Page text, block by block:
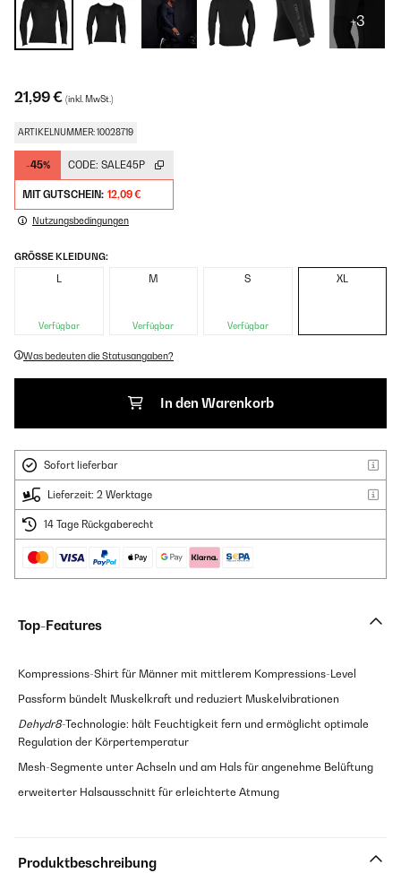
+3
21,99 € (inkl. MwSt.)
ARTIKELNUMMER: 10028719
-45% CODE: SALE45P
MIT GUTSCHEIN: 12,09 €
Nutzungsbedingungen
GRÖSSE KLEIDUNG:
L
Verfügbar
M
Verfügbar
S
Verfügbar
XL
Was bedeuten die Statusangaben?
In den Warenkorb
Sofort lieferbar
Lieferzeit: 2 Werktage
14 Tage Rückgaberecht
Top-Features
Kompressions-Shirt für Männer mit mittlerem Kompressions-Level
Passform bündelt Muskelkraft und reduziert Muskelvibrationen
Dehydr8-Technologie: hält Feuchtigkeit fern und ermöglicht optimale
Regulation der Körpertemperatur
Mesh-Segmente unter Achseln und am Hals für angenehme Belüftung
erweiterter Halsausschnitt für erleichterte Atmung
Produktbeschreibung